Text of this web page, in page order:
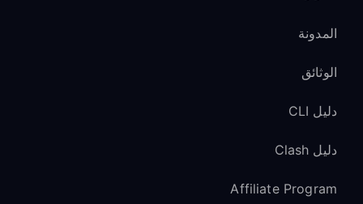
المدونة
الوثائق
دليل CLI
دليل Clash
Affiliate Program